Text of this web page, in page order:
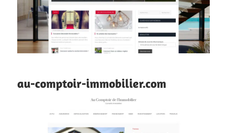
au-comptoir-immobilier.com